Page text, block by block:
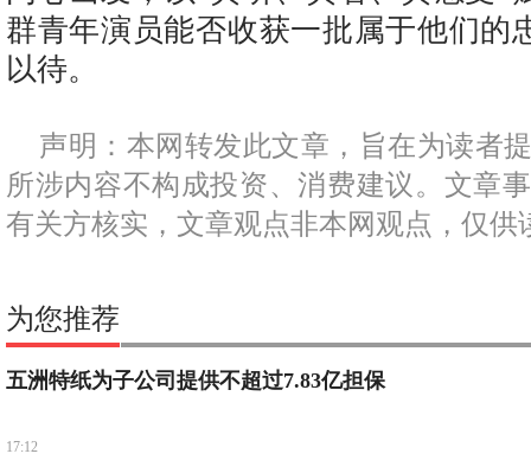
群青年演员能否收获一批属于他们的
以待。
声明：本网转发此文章，旨在为读者
所涉内容不构成投资、消费建议。文章
有关方核实，文章观点非本网观点，仅供
为您推荐
五洲特纸为子公司提供不超过7.83亿担保
17:12